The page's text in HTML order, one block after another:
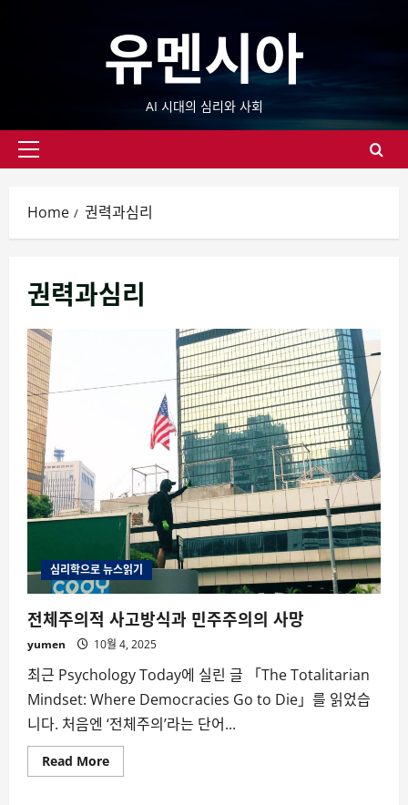
유멘시아
AI 시대의 심리와 사회
Primary
Home 권력과심리
권력과심리
심리학으로 뉴스읽기
전체주의적 사고방식과 민주주의의 사망
yumen 10월 4, 2025
최근 Psychology Today에 실린 글 「The Totalitarian
Mindset: Where Democracies Go to Die」를 읽었습
니다. 처음엔 ‘전체주의’라는 단어...
Read MoreRead
more